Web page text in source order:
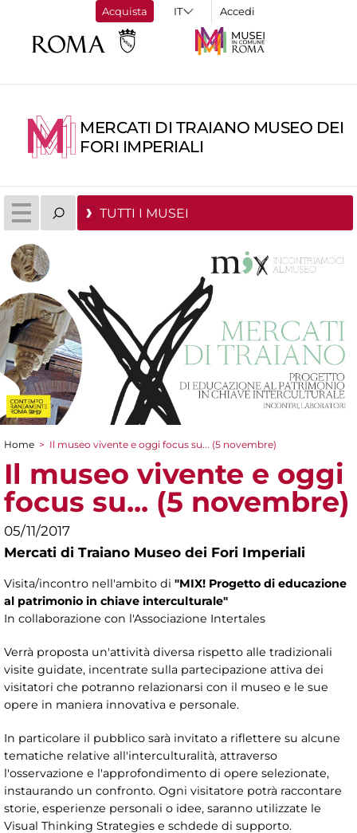
Acquista Accedi
MERCATI DI TRAIANO MUSEO DEI
FORI IMPERIALI
TUTTI I MUSEI
Tu sei qui
Home > Il museo vivente e oggi focus su... (5 novembre)
Il museo vivente e oggi
focus su... (5 novembre)
05/11/2017
Mercati di Traiano Museo dei Fori Imperiali
Visita/incontro nell'ambito di "MIX! Progetto di educazione
al patrimonio in chiave interculturale"
In collaborazione con l'Associazione Intertales
Verrà proposta un'attività diversa rispetto alle tradizionali
visite guidate, incentrate sulla partecipazione attiva dei
visitatori che potranno relazionarsi con il museo e le sue
opere in maniera innovativa e personale.
In particolare il pubblico sarà invitato a riflettere su alcune
tematiche relative all'interculturalità, attraverso
l'osservazione e l'approfondimento di opere selezionate,
instaurando un confronto. Ogni visitatore potrà raccontare
storie, esperienze personali o idee, saranno utilizzate le
Visual Thinking Strategies e schdede di supporto.